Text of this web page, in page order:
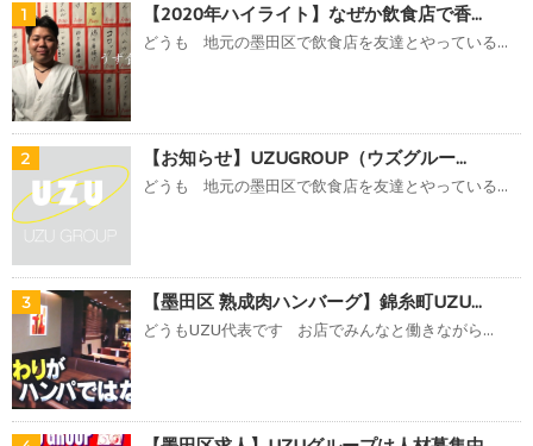
1 【2020年ハイライト】なぜか飲食店で香...
どうも 地元の墨田区で飲食店を友達とやっている...
2 【お知らせ】UZUGROUP（ウズグルー...
どうも 地元の墨田区で飲食店を友達とやっている...
3 【墨田区 熟成肉ハンバーグ】錦糸町UZU...
どうもUZU代表です お店でみんなと働きながら...